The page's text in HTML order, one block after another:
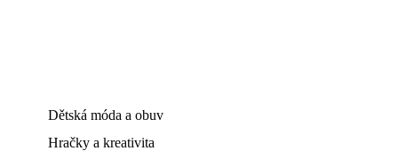
Dětská móda a obuv
Hračky a kreativita